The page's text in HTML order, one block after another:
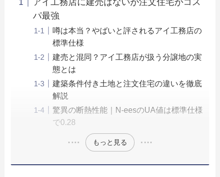
アイ工務店に建売はないが注文住宅がコス
パ最強
噂は本当？やばいと評されるアイ工務店の
標準仕様
建売と混同？アイ工務店が扱う分譲地の実
態とは
建築条件付き土地と注文住宅の違いを徹底
解説
驚異の断熱性能｜N-eesのUA値は標準仕様
で0.28
もっと見る